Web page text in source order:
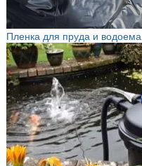
Пленка для пруда и водоема